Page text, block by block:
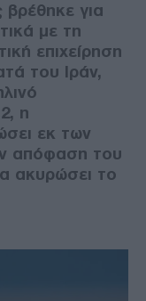
για
με τη
επιχείρηση
του Ιράν,
η
εκ των
απόφαση του
ακυρώσει το